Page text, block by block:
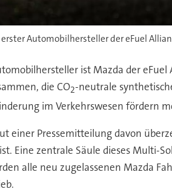
Automobilhersteller der eFuel
ist Mazda der
die CO2-neutrale
im Verkehrswesen fördern
einer Pressemitteilung davon
Eine zentrale Säule dieses Multi-
alle neu zugelassenen Mazda